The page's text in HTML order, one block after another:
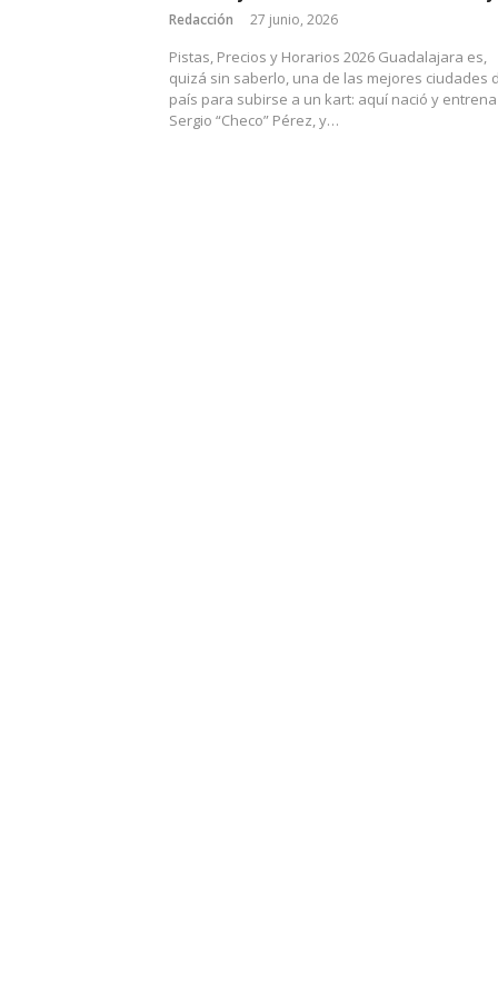
Redacción 27 junio, 2026
Pistas, Precios y Horarios 2026 Guadalajara es,
quizá sin saberlo, una de las mejores ciudades
país para subirse a un kart: aquí nació y entrena
Sergio “Checo” Pérez, y…